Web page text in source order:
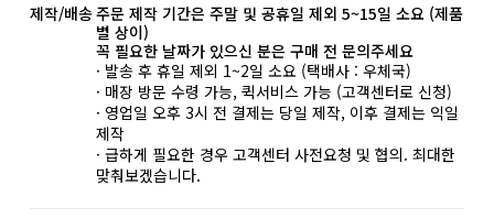
제작/배송주문 제작 기간은 주말 및 공휴일 제외 5~15일 소요 (제품
별 상이)
꼭 필요한 날짜가 있으신 분은 구매 전 문의주세요
· 발송 후 휴일 제외 1~2일 소요 (택배사 : 우체국)
· 매장 방문 수령 가능, 퀵서비스 가능 (고객센터로 신청)
· 영업일 오후 3시 전 결제는 당일 제작, 이후 결제는 익일
제작
· 급하게 필요한 경우 고객센터 사전요청 및 협의. 최대한
맞춰보겠습니다.